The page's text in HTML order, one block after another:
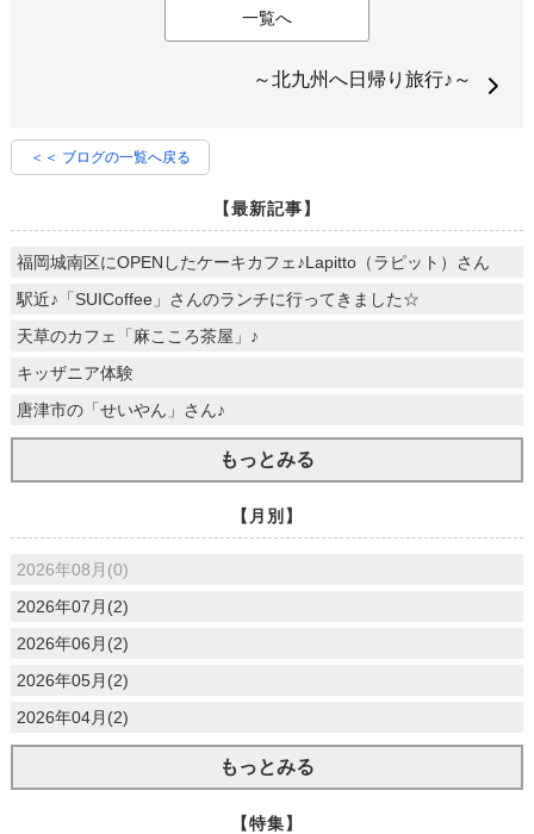
一覧へ
～北九州へ日帰り旅行♪～
＜＜ ブログの一覧へ戻る
【最新記事】
福岡城南区にOPENしたケーキカフェ♪Lapitto（ラピット）さん
駅近♪「SUICoffee」さんのランチに行ってきました☆
天草のカフェ「麻こころ茶屋」♪
キッザニア体験
唐津市の「せいやん」さん♪
もっとみる
【月別】
2026年08月(0)
2026年07月(2)
2026年06月(2)
2026年05月(2)
2026年04月(2)
もっとみる
【特集】